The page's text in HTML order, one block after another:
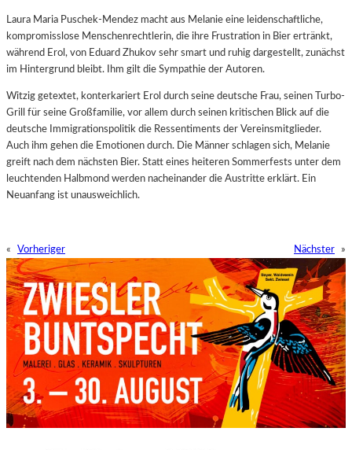
Laura Maria Puschek-Mendez macht aus Melanie eine leidenschaftliche,
kompromisslose Menschenrechtlerin, die ihre Frustration in Bier ertränkt,
während Erol, von Eduard Zhukov sehr smart und ruhig dargestellt, zunächst
im Hintergrund bleibt. Ihm gilt die Sympathie der Autoren.
Witzig getextet, konterkariert Erol durch seine deutsche Frau, seinen Turbo-
Grill für seine Großfamilie, vor allem durch seinen kritischen Blick auf die
deutsche Immigrationspolitik die Ressentiments der Vereinsmitglieder.
Auch ihm gehen die Emotionen durch. Die Männer schlagen sich, Melanie
greift nach dem nächsten Bier. Statt eines heiteren Sommerfests unter dem
leuchtenden Halbmond werden nacheinander die Austritte erklärt. Ein
Neuanfang ist unausweichlich.
« Vorheriger Nächster »